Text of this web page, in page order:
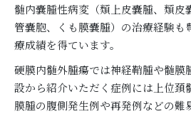
髄内嚢腫性病変（類上皮嚢腫、類皮
管嚢胞、くも膜嚢腫）の治療経験も
療成績を得ています。
硬膜内髄外腫瘍では神経鞘腫や髄膜
設から紹介いただく症例には上位頚
膜腫の腹側発生例や再発例などの難